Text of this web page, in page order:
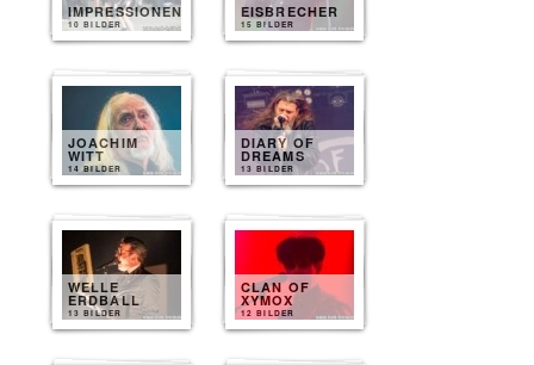
IMPRESSIONEN
10 BILDER
EISBRECHER
15 BILDER
JOACHIM
WITT
14 BILDER
DIARY OF
DREAMS
13 BILDER
WELLE
ERDBALL
13 BILDER
CLAN OF
XYMOX
12 BILDER